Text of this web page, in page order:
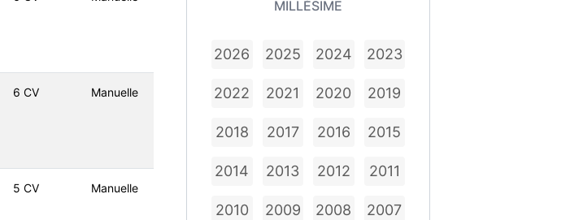
6 CV Manuelle
5 CV Manuelle
MILLÉSIME
2026 2025 2024 2023
2022 2021 2020 2019
2018 2017 2016 2015
2014 2013 2012 2011
2010 2009 2008 2007